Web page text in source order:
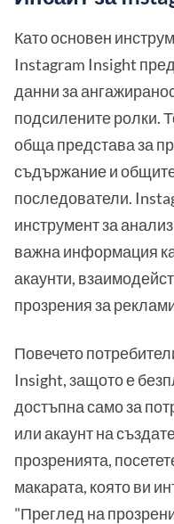
Като основен
Instagram Insight
данни за
подсилените ролки.
обща представа за
съдържание и
последователи.
инструмент за
важна информация
акаунти,
прозрения за
Повечето
Insight, защото е
достъпна само за
или акаунт на
прозренията,
макарата, която ви
"Преглед на